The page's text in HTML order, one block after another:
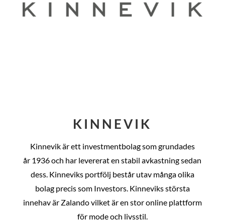
KINNEVIK
Kinnevik är ett investmentbolag som grundades
år 1936 och har levererat en stabil avkastning sedan
dess. Kinneviks portfölj består utav många olika
bolag precis som Investors. Kinneviks största
innehav är Zalando vilket är en stor online plattform
för mode och livsstil.